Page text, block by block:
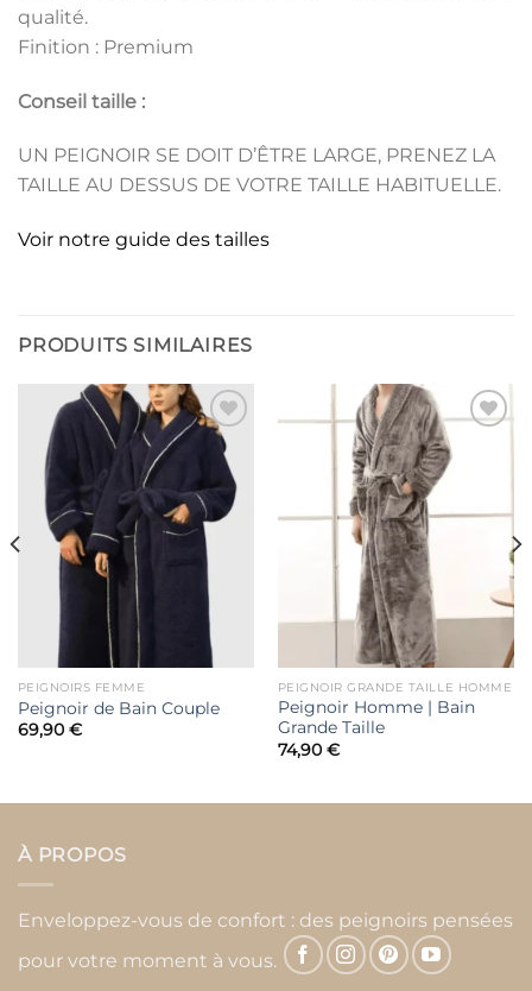
qualité.
Finition : Premium
Conseil taille :
UN PEIGNOIR SE DOIT D’ÊTRE LARGE, PRENEZ LA
TAILLE AU DESSUS DE VOTRE TAILLE HABITUELLE.
Voir notre guide des tailles
PRODUITS SIMILAIRES
Ajouter
à la liste
souhaits
PEIGNOIRS FEMME
Peignoir de Bain Couple
69,90 €
Ajouter
à la liste
PEIGNOIR GRANDE TAILLE HOMME
Peignoir Homme | Bain
Grande Taille
74,90 €
À PROPOS
Enveloppez-vous de confort : des peignoirs pensées
pour votre moment à vous.